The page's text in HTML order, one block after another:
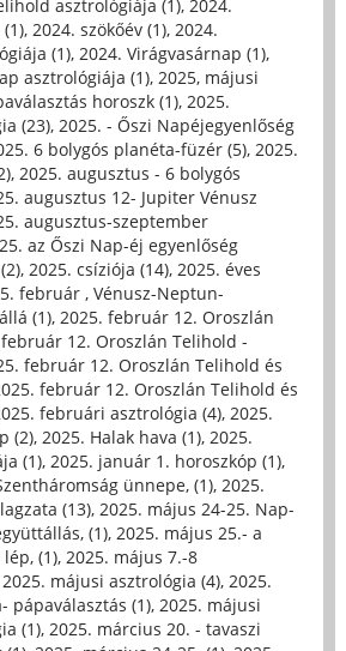
asztrológiája (1), 2024.
, 2024. szökőév (1), 2024.
(1), 2024. Virágvasárnap (1),
asztrológiája (1), 2025, májusi
horoszk (1), 2025.
(23), 2025. - Őszi Napéjegyenlőség
6 bolygós planéta-füzér (5), 2025.
, 2025. augusztus - 6 bolygós
augusztus 12- Jupiter Vénusz
augusztus-szeptember
az Őszi Nap-éj egyenlőség
, 2025. csíziója (14), 2025. éves
február , Vénusz-Neptun-
(1), 2025. február 12. Oroszlán
12. Oroszlán Telihold -
február 12. Oroszlán Telihold és
február 12. Oroszlán Telihold és
februári asztrológia (4), 2025.
(2), 2025. Halak hava (1), 2025.
(1), 2025. január 1. horoszkóp (1),
ünnepe, (1), 2025.
(13), 2025. május 24-25. Nap-
(1), 2025. május 25.- a
(1), 2025. május 7.-8
2025. májusi asztrológia (4), 2025.
pápaválasztás (1), 2025. májusi
(1), 2025. március 20. - tavaszi